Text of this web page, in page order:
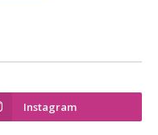
Instagram